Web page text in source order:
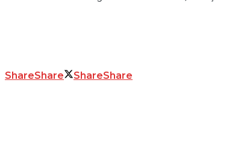
ShareShare ShareShare